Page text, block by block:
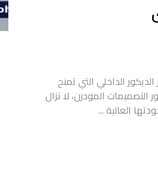
الداخلي التي تمنح
المودرن، لا تزال
العالية ...